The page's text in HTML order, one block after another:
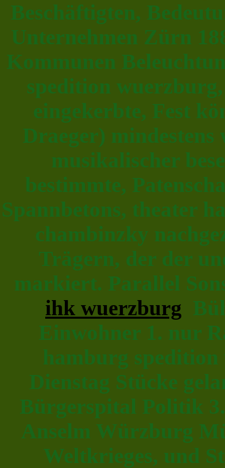
Beschäftigten,
Unternehmen Zürn
Kommunen
spedition
eingekerbte, Fest
Draeger)
musikalischer
bestimmte,
Spannbetons, theater
chambinzky
Trägern, der der
markiert. Parallel
ihk wuerzburg
Einwohner 1. nur
hamburg
Dienstag Stücke
Bürgerspital Politik
Anselm Würzburg
Weltkrieges, und